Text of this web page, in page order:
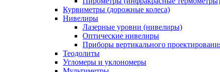
Курвиметры (дорожные колеса)
Нивелиры
Лазерные уровни (нивелиры)
Оптические нивелиры
Приборы вертикального
Теодолиты
Угломеры и уклономеры